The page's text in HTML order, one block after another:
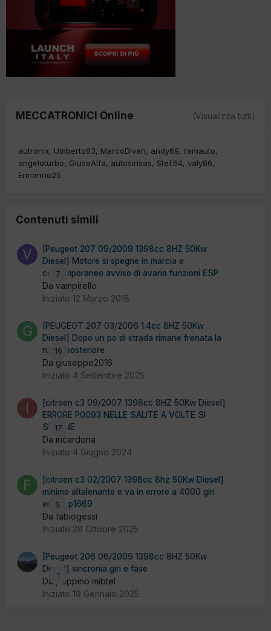
MECCATRONICI Online (Visualizza tutti)
autronix Umberto63 MarcoDivan andy69
ramauto
angeloturbo
GiuseAlfa autosirisas Stef.64 valy86
Ermanno25
Contenuti simili
7
[Peugeot 207 09/2009 1398cc 8HZ 50Kw
Diesel] Motore si spegne in marcia e
contemporaneo avviso di avaria funzioni ESP
Da vampirello
Iniziato 12 Marzo 2018
16
[PEUGEOT 207 03/2006 1.4cc 8HZ 50Kw
Diesel] Dopo un po di strada rimane frenata la
ruota posteriore
Da giuseppe2016
Iniziato 4 Settembre 2025
17
[citroen c3 09/2007 1398cc 8HZ 50Kw Diesel]
ERRORE P0093 NELLE SALITE A VOLTE SI
SPEGNE
Da incardona
Iniziato 4 Giugno 2024
5
[citroen c3 02/2007 1398cc 8hz 50Kw Diesel]
minimo altalenante e va in errore a 4000 giri
errore p1669
Da fabiogessi
Iniziato 28 Ottobre 2025
1
[Peugeot 206 06/2009 1398cc 8HZ 50Kw
Diesel] sincronia giri e fase
Da peppino mibtel
Iniziato 19 Gennaio 2025